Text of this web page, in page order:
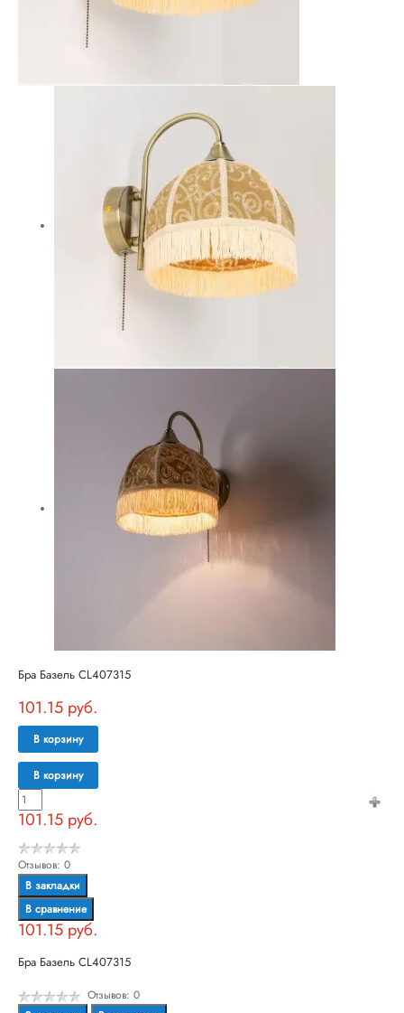
Бра Базель CL407315
101.15 руб.
В корзину
В корзину
101.15 руб.
Отзывов: 0
В закладки
В сравнение
101.15 руб.
Бра Базель CL407315
Отзывов: 0